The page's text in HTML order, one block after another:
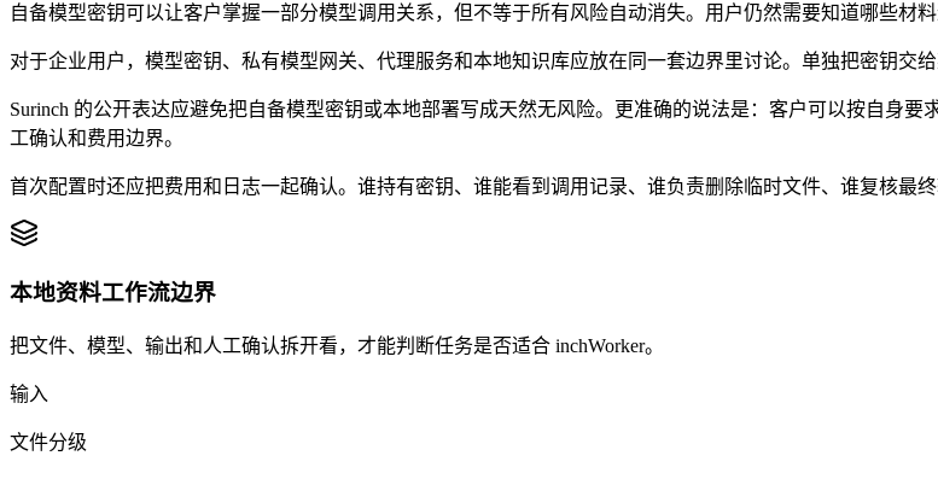
自备模型密钥可以让客户掌握一部分模型调用关系，但不等于所有风险自动消失。用户仍然需要知道哪些材
对于企业用户，模型密钥、私有模型网关、代理服务和本地知识库应放在同一套边界里讨论。单独把密钥交
Surinch 的公开表达应避免把自备模型密钥或本地部署写成天然无风险。更准确的说法是：客户可以按自身
工确认和费用边界。
首次配置时还应把费用和日志一起确认。谁持有密钥、谁能看到调用记录、谁负责删除临时文件、谁复核最
本地资料工作流边界
把文件、模型、输出和人工确认拆开看，才能判断任务是否适合 inchWorker。
输入
文件分级